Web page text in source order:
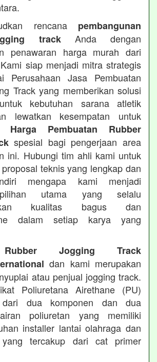
rencana pembangunan
trackAnda dengan
penawaran harga murah dari
siap menjadi mitra strategis
Perusahaan Jasa Pembuatan
Track yang memberikan solusi
kebutuhan sarana atletik
lewatkan kesempatan untuk
Harga Pembuatan Rubber
spesial bagi pengerjaan area
ini. Hubungi tim ahli kami untuk
teknis yang lengkap dan
mengapa kami menjadi
utama yang selalu
kualitas bagus dan
dalam setiap karya yang
Jogging Track
dan kami merupakan
atau penjual jogging track.
Poliuretana Airethane (PU)
dua komponen dan dua
poliuretan yang memiliki
installer lantai olahraga dan
yang tercakup dari cat primer